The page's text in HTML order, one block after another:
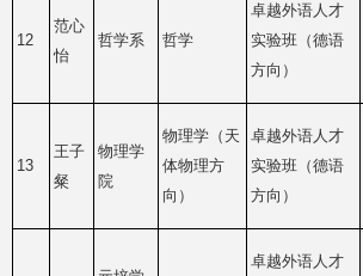
12
范心
怡
哲学系 哲学
卓越外语人才
实验班（德语
方向）
13
王子
粲
物理学
院
物理学（天
体物理方
向）
卓越外语人才
实验班（德语
方向）
卓越外语人才